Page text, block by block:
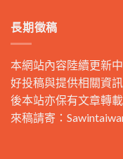
長期徵稿
本網站內容陸續更新
好投稿與提供相關資
後本站亦保有文章轉
來稿請寄：